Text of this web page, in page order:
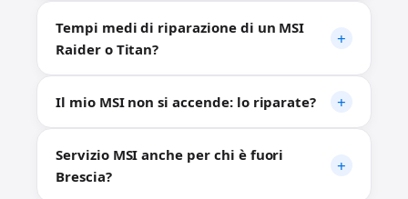
Tempi medi di riparazione di un MSI
Raider o Titan?
Il mio MSI non si accende: lo riparate?
Servizio MSI anche per chi è fuori
Brescia?